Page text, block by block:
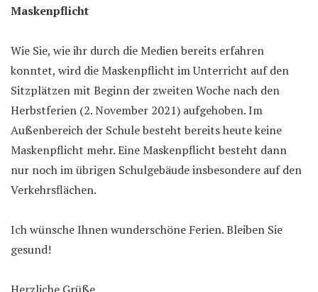
Maskenpflicht
Wie Sie, wie ihr durch die Medien bereits erfahren
konntet, wird die Maskenpflicht im Unterricht auf den
Sitzplätzen mit Beginn der zweiten Woche nach den
Herbstferien (2. November 2021) aufgehoben. Im
Außenbereich der Schule besteht bereits heute keine
Maskenpflicht mehr. Eine Maskenpflicht besteht dann
nur noch im übrigen Schulgebäude insbesondere auf den
Verkehrsflächen.
Ich wünsche Ihnen wunderschöne Ferien. Bleiben Sie
gesund!